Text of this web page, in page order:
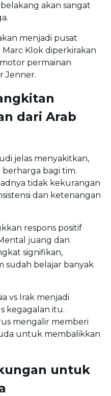
akan sangat
menjadi pusat
Marc Klok diperkirakan
permainan
Jenner.
dari Arab
jelas menyakitkan,
bagi tim.
tidak kekurangan
dan ketenangan
respons positif
juang dan
signifikan,
sudah belajar banyak
vs Irak menjadi
kegagalan itu.
mengalir memberi
untuk membalikkan
untuk